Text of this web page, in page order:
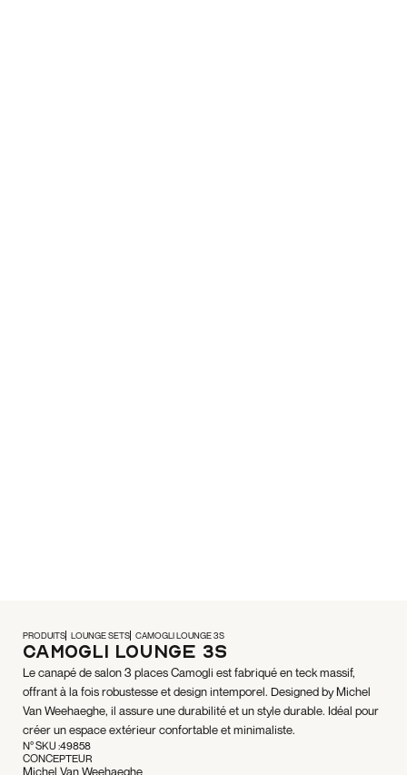
PRODUITS LOUNGE SETS CAMOGLI LOUNGE 3S
Camogli Lounge 3S
Le canapé de salon 3 places Camogli est fabriqué en teck massif,
offrant à la fois robustesse et design intemporel. Designed by Michel
Van Weehaeghe, il assure une durabilité et un style durable. Idéal pour
créer un espace extérieur confortable et minimaliste.
N° SKU :49858
CONCEPTEUR
Michel Van Weehaeghe